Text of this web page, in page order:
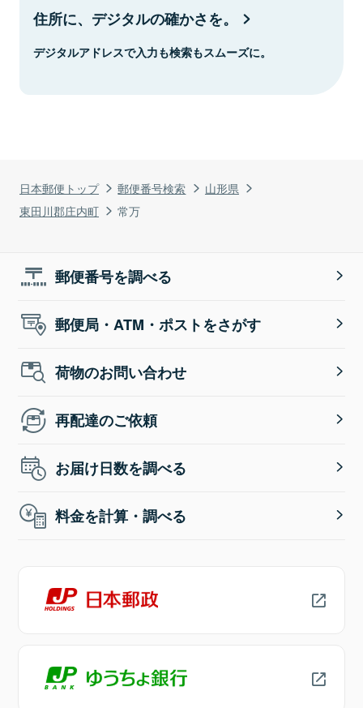
日本郵便トップ 郵便番号検索
山形県
東田川郡庄内町
常万
住所に、デジタルの確かさを。
デジタルアドレスで入力も検索もスムーズに。
郵便番号を調べる
郵便局・ATM・ポストをさがす
荷物のお問い合わせ
再配達のご依頼
お届け日数を調べる
料金を計算・調べる